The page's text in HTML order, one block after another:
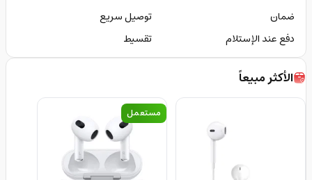
ضمان
توصيل سريع
دفع عند الإستلام
تقسيط
الأكثر مبيعاً
مستعمل